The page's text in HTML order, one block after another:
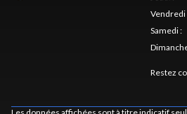
Vendredi
Samedi:
Restez